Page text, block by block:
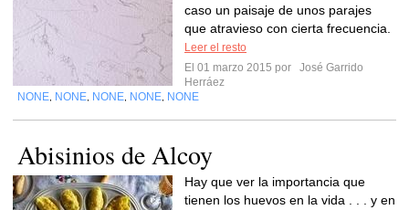
caso un paisaje de unos parajes
que atravieso con cierta frecuencia.
Leer el resto
El 01 marzo 2015 por
José Garrido
Herráez
NONE NONE NONE NONE NONE
Abisinios de Alcoy
Hay que ver la importancia que
tienen los huevos en la vida . . . y en